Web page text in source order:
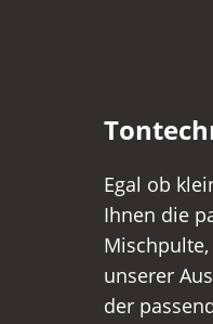
Egal ob
Ihnen die
unserer
der
Entweder
oder für